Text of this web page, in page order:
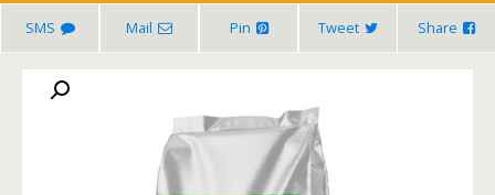
Share
Tweet
Pin
Mail
SMS